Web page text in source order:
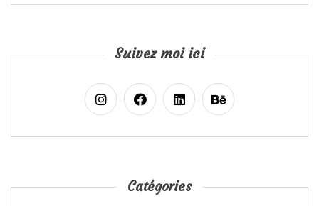
Suivez moi ici
Catégories